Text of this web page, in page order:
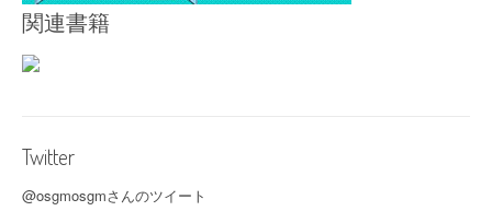
関連書籍
Twitter
@osgmosgmさんのツイート